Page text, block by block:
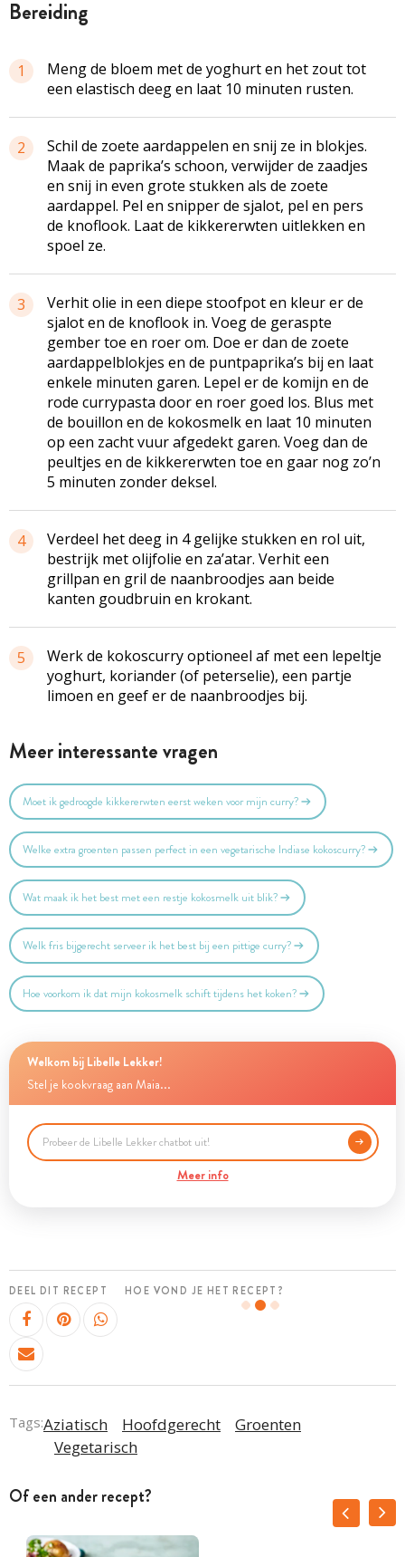
bereiding
1
Meng de bloem met de yoghurt en het zout tot
een elastisch deeg en laat 10 minuten rusten.
2
Schil de zoete aardappelen en snij ze in blokjes.
Maak de paprika’s schoon, verwijder de zaadjes
en snij in even grote stukken als de zoete
aardappel. Pel en snipper de sjalot, pel en pers
de knoflook. Laat de kikkererwten uitlekken en
spoel ze.
3
Verhit olie in een diepe stoofpot en kleur er de
sjalot en de knoflook in. Voeg de geraspte
gember toe en roer om. Doe er dan de zoete
aardappelblokjes en de puntpaprika’s bij en laat
enkele minuten garen. Lepel er de komijn en de
rode currypasta door en roer goed los. Blus met
de bouillon en de kokosmelk en laat 10 minuten
op een zacht vuur afgedekt garen. Voeg dan de
peultjes en de kikkererwten toe en gaar nog zo’n
5 minuten zonder deksel.
4
Verdeel het deeg in 4 gelijke stukken en rol uit,
bestrijk met olijfolie en za’atar. Verhit een
grillpan en gril de naanbroodjes aan beide
kanten goudbruin en krokant.
5
Werk de kokoscurry optioneel af met een lepeltje
yoghurt, koriander (of peterselie), een partje
limoen en geef er de naanbroodjes bij.
Meer interessante vragen
Moet ik gedroogde kikkererwten eerst weken voor mijn curry?
Welke extra groenten passen perfect in een vegetarische Indiase kokoscurry?
Wat maak ik het best met een restje kokosmelk uit blik?
Welk fris bijgerecht serveer ik het best bij een pittige curry?
Hoe voorkom ik dat mijn kokosmelk schift tijdens het koken?
Welkom bij Libelle Lekker!
Stel je kookvraag aan Maia...
Meer info
DEEL DIT RECEPT HOE VOND JE HET RECEPT?
Tags:Aziatisch Hoofdgerecht
Groenten
Vegetarisch
Of een ander recept?